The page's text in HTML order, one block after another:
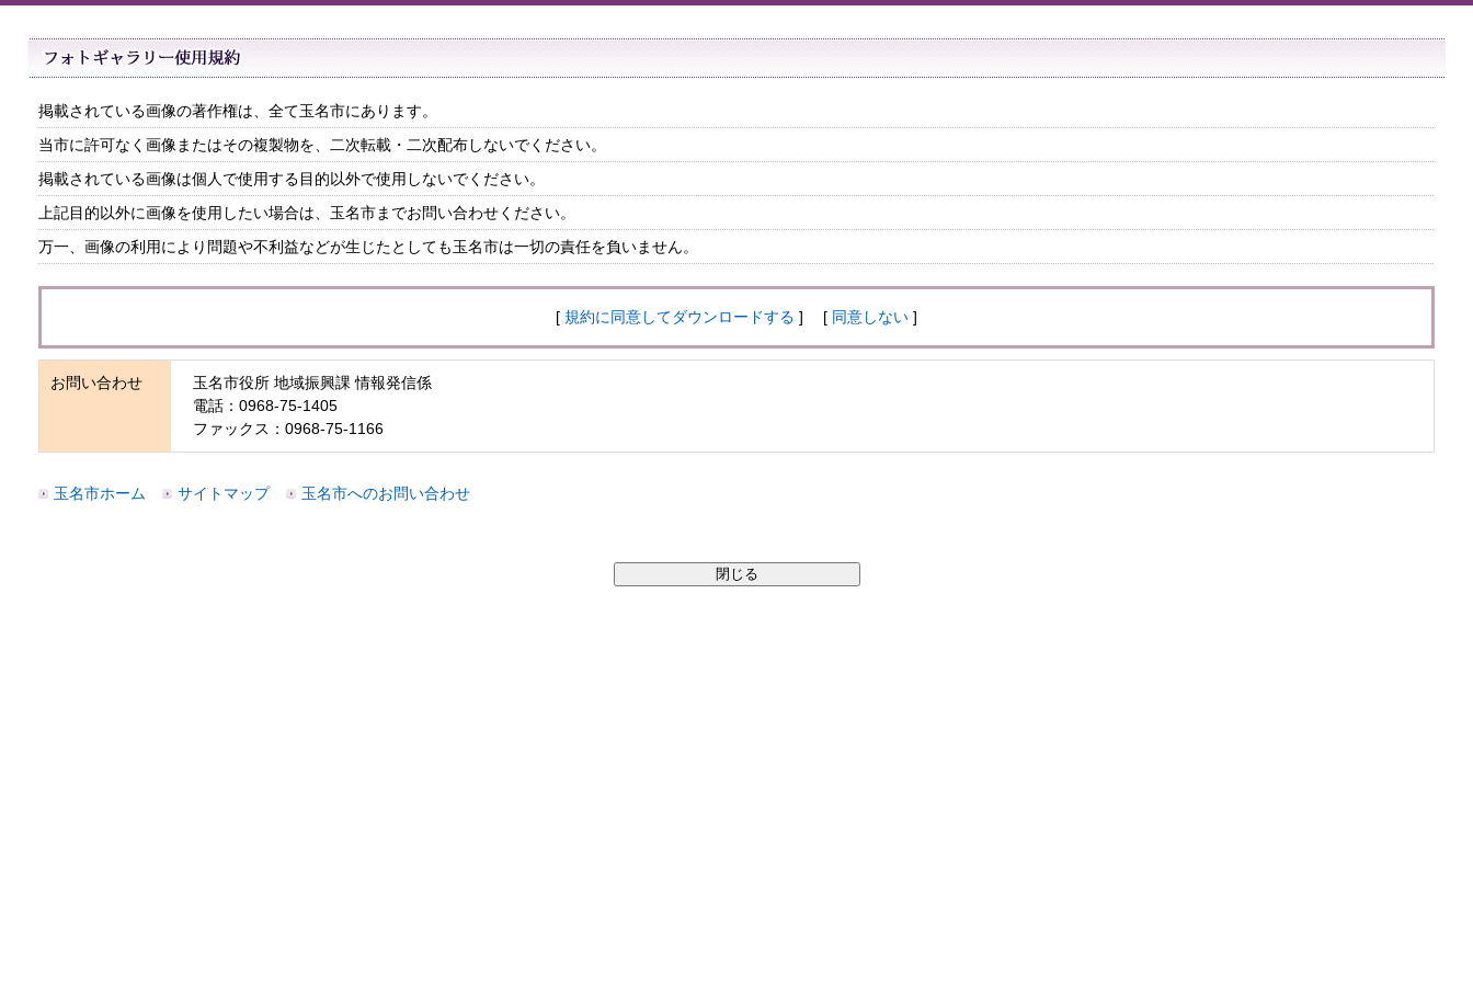
掲載されている画像の著作権は、全て玉名市にあります。
当市に許可なく画像またはその複製物を、二次転載・二次配布しないでください。
掲載されている画像は個人で使用する目的以外で使用しないでください。
上記目的以外に画像を使用したい場合は、玉名市までお問い合わせください。
万一、画像の利用により問題や不利益などが生じたとしても玉名市は一切の責任を負いません。
[ 規約に同意してダウンロードする ] [ 同意しない ]
お問い合わせ
玉名市役所 地域振興課 情報発信係
電話：0968-75-1405
ファックス：0968-75-1166
玉名市ホーム サイトマップ 玉名市へのお問い合わせ